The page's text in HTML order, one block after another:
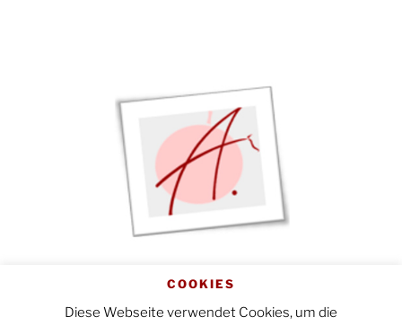
Startseite|Impressum
Datenschutzerklärung
COOKIES
Diese Webseite verwendet Cookies, um die